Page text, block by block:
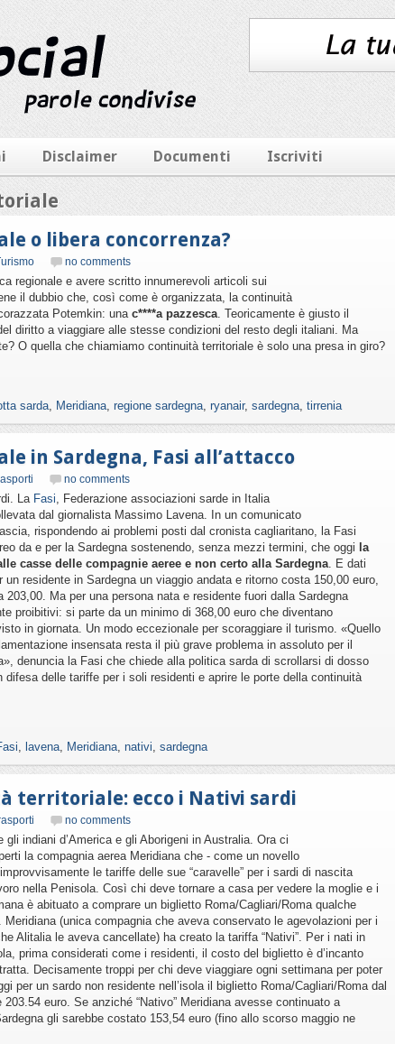
Disclaimer Documenti Iscriviti
o libera concorrenza?
no comments
regionale e avere scritto innumerevoli articoli sui
il dubbio che, così come è organizzata, la continuità
Potemkin: una c****a pazzesca. Teoricamente è giusto il
diritto a viaggiare alle stesse condizioni del resto degli italiani. Ma
O quella che chiamiamo continuità territoriale è solo una presa in giro?
sarda, Meridiana, regione sardegna, ryanair, sardegna, tirrenia
in Sardegna, Fasi all’attacco
no comments
La Fasi, Federazione associazioni sarde in Italia
dal giornalista Massimo Lavena. In un comunicato
rispondendo ai problemi posti dal cronista cagliaritano, la Fasi
da e per la Sardegna sostenendo, senza mezzi termini, che oggi la
casse delle compagnie aeree e non certo alla Sardegna. E dati
residente in Sardegna un viaggio andata e ritorno costa 150,00 euro,
Ma per una persona nata e residente fuori dalla Sardegna
proibitivi: si parte da un minimo di 368,00 euro che diventano
in giornata. Un modo eccezionale per scoraggiare il turismo. «Quello
insensata resta il più grave problema in assoluto per il
denuncia la Fasi che chiede alla politica sarda di scrollarsi di dosso
difesa delle tariffe per i soli residenti e aprire le porte della continuità
, lavena, Meridiana, nativi, sardegna
territoriale: ecco i Nativi sardi
no comments
indiani d’America e gli Aborigeni in Australia. Ora ci
la compagnia aerea Meridiana che - come un novello
le tariffe delle sue “caravelle” per i sardi di nascita
nella Penisola. Così chi deve tornare a casa per vedere la moglie e i
è abituato a comprare un biglietto Roma/Cagliari/Roma qualche
Meridiana (unica compagnia che aveva conservato le agevolazioni per i
Alitalia le aveva cancellate) ha creato la tariffa “Nativi”. Per i nati in
prima considerati come i residenti, il costo del biglietto è d’incanto
Decisamente troppi per chi deve viaggiare ogni settimana per poter
per un sardo non residente nell’isola il biglietto Roma/Cagliari/Roma dal
euro. Se anziché “Nativo” Meridiana avesse continuato a
gli sarebbe costato 153,54 euro (fino allo scorso maggio ne